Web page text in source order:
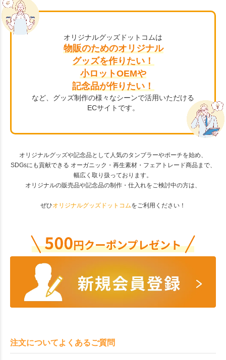
オリジナルグッズドットコムは
物販のためのオリジナル
グッズを作りたい！
小ロットOEMや
記念品が作りたい！
など、グッズ制作の様々なシーンで活用いただける
ECサイトです。
オリジナルグッズや記念品として人気のタンブラーやポーチを始め、
SDGsにも貢献できる オーガニック・再生素材・フェアトレード商品まで、
幅広く取り扱っております。
オリジナルの販売品や記念品の制作・仕入れをご検討中の方は、
ぜひオリジナルグッズドットコムをご利用ください！
注文についてよくあるご質問